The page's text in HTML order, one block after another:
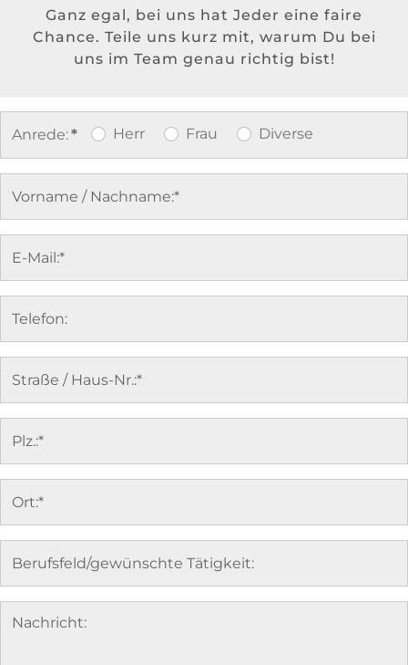
Ganz egal, bei uns hat Jeder eine faire
Chance. Teile uns kurz mit, warum Du bei
uns im Team genau richtig bist!
Anrede:* Herr Frau Diverse